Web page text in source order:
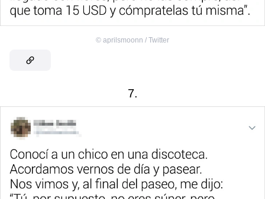
© aprilsmoonn / Twitter
7.